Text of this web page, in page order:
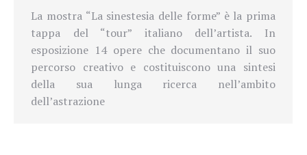
La mostra “La sinestesia delle forme” è la prima
tappa del “tour” italiano dell’artista. In
esposizione 14 opere che documentano il suo
percorso creativo e costituiscono una sintesi
della sua lunga ricerca nell’ambito
dell’astrazione